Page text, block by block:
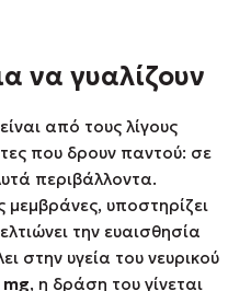
να γυαλίζουν
από τους λίγους
που δρουν παντού: σε
περιβάλλοντα.
μεμβράνες, υποστηρίζει
την ευαισθησία
στην υγεία του νευρικού
, η δράση του γίνεται